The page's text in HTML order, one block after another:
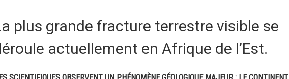
plus grande fracture terrestre visible se
actuellement en Afrique de l’Est.